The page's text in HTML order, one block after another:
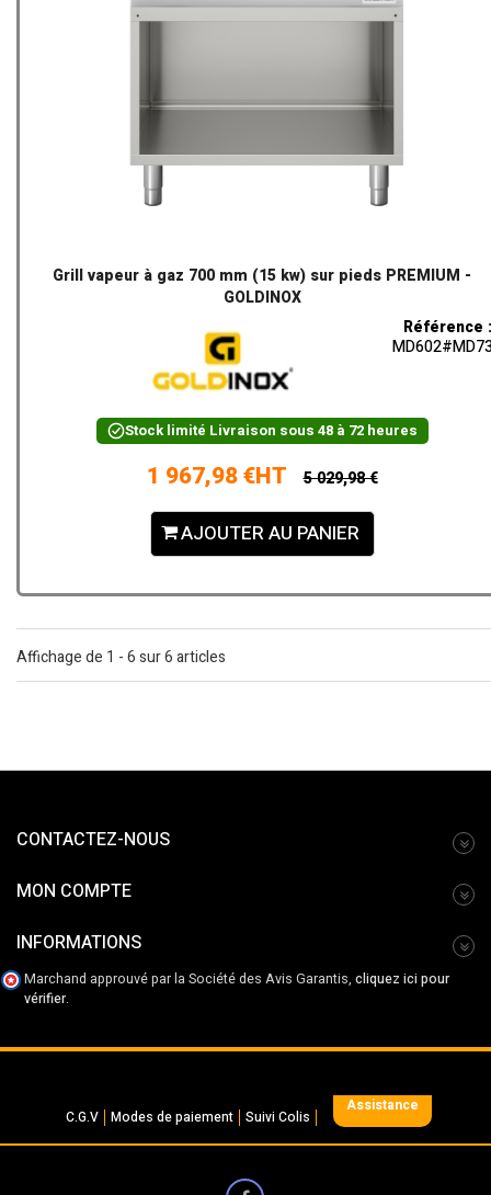
Grill vapeur à gaz 700 mm (15 kw) sur pieds PREMIUM -
GOLDINOX
Référence :
Stock limité Livraison sous 48 à 72 heures
1 967,98 €HT 5 029,98 €
AJOUTER AU PANIER
Affichage de 1 - 6 sur 6 articles
CONTACTEZ-NOUS
MON COMPTE
INFORMATIONS
Marchand approuvé par la Société des Avis Garantis, cliquez ici pour
vérifier.
C.G.V Modes de paiement Suivi Colis
Assistance